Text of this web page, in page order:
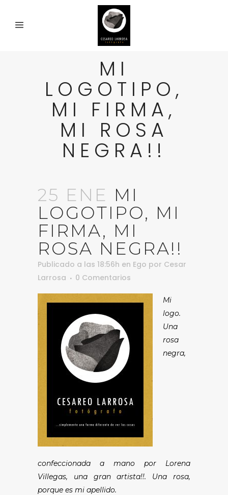
MI
LOGOTIPO,
MI FIRMA,
MI ROSA
NEGRA!!
25 ENE MI
LOGOTIPO, MI
FIRMA, MI
ROSA NEGRA!!
Publicado a las 18:56h en Ego por Cesar
Larrosa
0 Comentarios
Mi
logo.
Una
rosa
negra,
confeccionada a mano por Lorena
Villegas, una gran artista!!. Una rosa,
porque es mi apellido.